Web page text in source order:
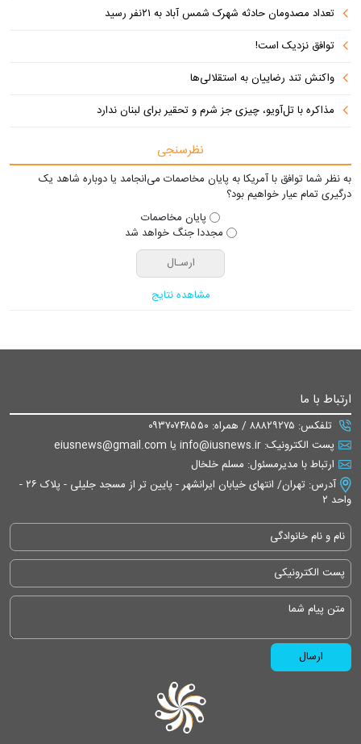
تعداد مصدومان حادثه شهرک شمس آباد به ۲۱نفر رسید
توافق نزدیک است!
واکنش تند رضاییان به استقلالی‌ها
مذاکره با تل‌آویو، چیزی جز شرم و تحقیر برای لبنان ندارد
نظرسنجی
به نظر شما توافق با آمریکا به پایان مخاصمات می‌انجامد یا دوباره شاهد یک
درگیری تمام عیار خواهیم بود؟
پایان مخاصمات
مجددا جنگ خواهد شد
مشاهده نتایج
ارتباط با ما
تلفکس: ۸۸۸۲۹۲۷۵ / همراه: ۰۹۳۷۰۷۴۸۵۵۰
پست الکترونیک: info@iusnews.ir یا eiusnews@gmail.com
ارتباط با مدیرمسئول: مسلم خلخال
آدرس: تهران/ انتهای خیابان ایرانشهر - پایین تر از مسجد جلیلی - پلاک ۲۶ -
واحد ۲